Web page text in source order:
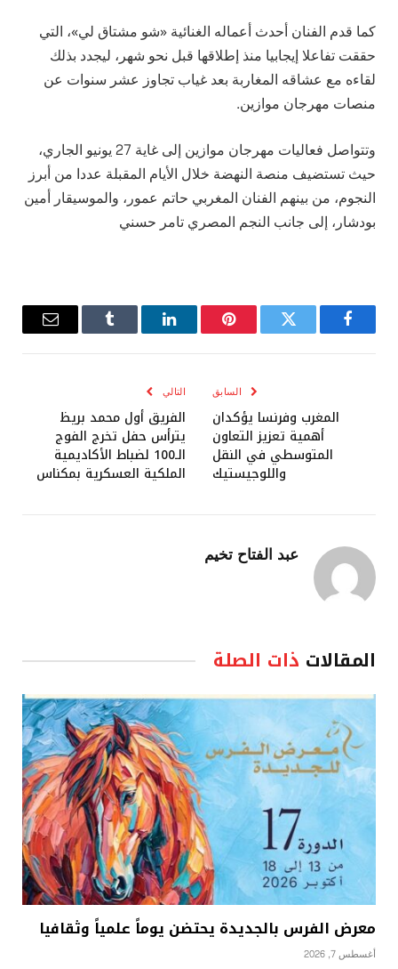
كما قدم الفنان أحدث أعماله الغنائية «شو مشتاق لي»، التي
حققت تفاعلا إيجابيا منذ إطلاقها قبل نحو شهر، ليجدد بذلك
لقاءه مع عشاقه المغاربة بعد غياب تجاوز عشر سنوات عن
منصات مهرجان موازين.
وتتواصل فعاليات مهرجان موازين إلى غاية 27 يونيو الجاري،
حيث تستضيف منصة النهضة خلال الأيام المقبلة عددا من أبرز
النجوم، من بينهم الفنان المغربي حاتم عمور، والموسيقار أمين
بودشار، إلى جانب النجم المصري تامر حسني
فيسبوك تويتر بينتيريستلينكدإن Tumblr
البريد
السابق
المغرب وفرنسا يؤكدان
أهمية تعزيز التعاون
المتوسطي في النقل
واللوجيستيك
التالي
الفريق أول محمد بريظ
يترأس حفل تخرج الفوج
الـ100 لضباط الأكاديمية
الملكية العسكرية بمكناس
عبد الفتاح تخيم
المقالات ذات الصلة
معرض الفرس بالجديدة يحتضن يوماً علمياً وثقافيا
أغسطس 7, 2026